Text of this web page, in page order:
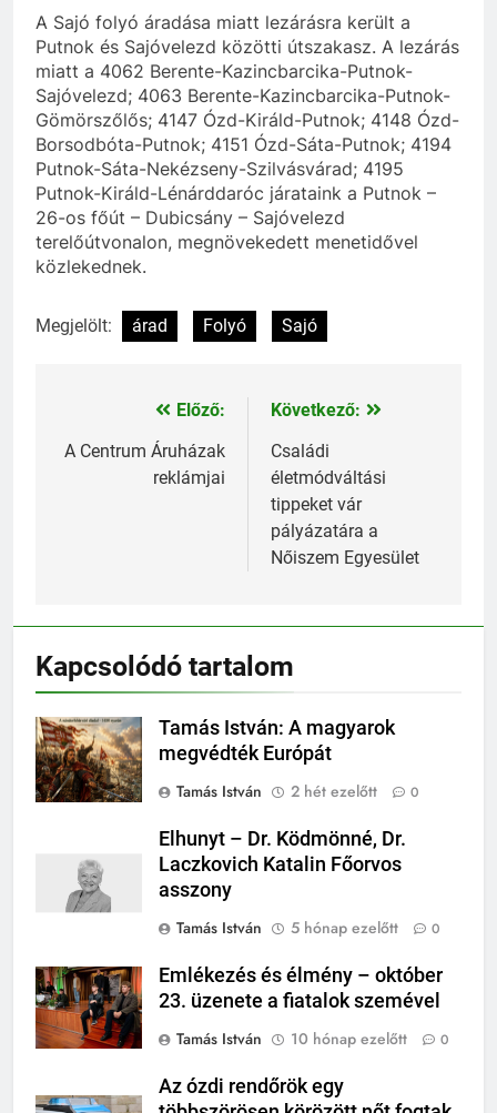
A Sajó folyó áradása miatt lezárásra került a
Putnok és Sajóvelezd közötti útszakasz. A lezárás
miatt a 4062 Berente-Kazincbarcika-Putnok-
Sajóvelezd; 4063 Berente-Kazincbarcika-Putnok-
Gömörszőlős; 4147 Ózd-Királd-Putnok; 4148 Ózd-
Borsodbóta-Putnok; 4151 Ózd-Sáta-Putnok; 4194
Putnok-Sáta-Nekézseny-Szilvásvárad; 4195
Putnok-Királd-Lénárddaróc járataink a Putnok –
26-os főút – Dubicsány – Sajóvelezd
terelőútvonalon, megnövekedett menetidővel
közlekednek.
Megjelölt: árad Folyó Sajó
Bejegyzés
navigáció
Előző:
A Centrum Áruházak
reklámjai
Következő:
Családi
életmódváltási
tippeket vár
pályázatára a
Nőiszem Egyesület
Kapcsolódó tartalom
Tamás István: A magyarok
megvédték Európát
Tamás István
2 hét ezelőtt 0
Elhunyt – Dr. Ködmönné, Dr.
Laczkovich Katalin Főorvos
asszony
Tamás István
5 hónap ezelőtt 0
Emlékezés és élmény – október
23. üzenete a fiatalok szemével
Tamás István
10 hónap ezelőtt 0
Az ózdi rendőrök egy